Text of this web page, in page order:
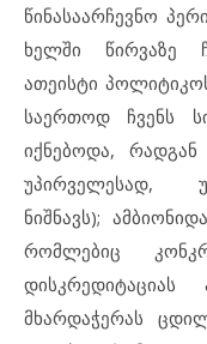
წინასაარჩევნო
ხელში წირვაზე
ათეისტი
საერთოდ ჩვენს
იქნებოდა,
უპირველესად,
ნიშნავს);
რომლებიც
მხარდაჭერას